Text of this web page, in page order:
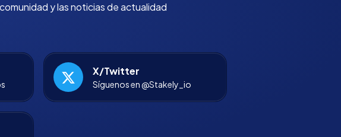
y las noticias de actualidad
X/Twitter
Síguenos en @Stakely_io